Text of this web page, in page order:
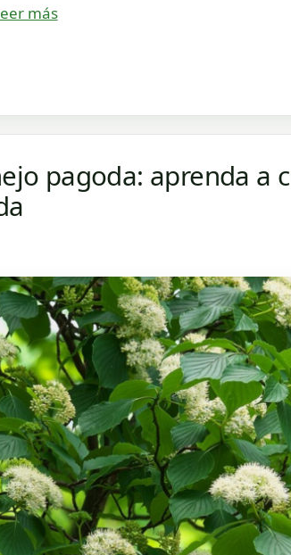
más
pagoda: aprenda a